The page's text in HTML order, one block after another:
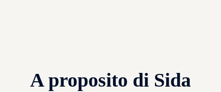
A proposito di Sida